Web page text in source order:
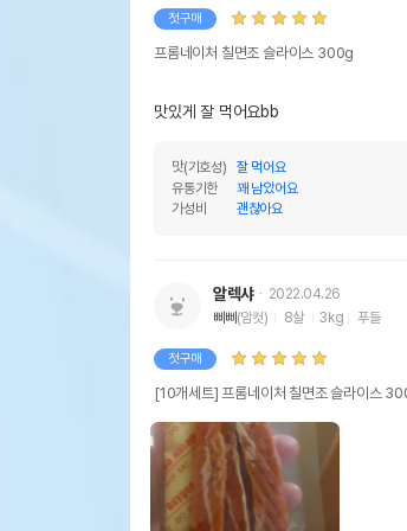
첫구매
프롬네이처 칠면조 슬라이스 300g
맛있게 잘 먹어요bb
맛(기호성)
잘 먹어요
유통기한
꽤 남았어요
가성비
괜찮아요
알렉샤
2022.04.26
삐삐 (암컷) 8살 3kg 푸들
첫구매
[10개세트] 프롬네이처 칠면조 슬라이스